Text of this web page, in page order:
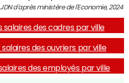
d'après ministère de l'Economie, 2024
salaires des cadres par ville
des ouvriers par ville
des employés par ville